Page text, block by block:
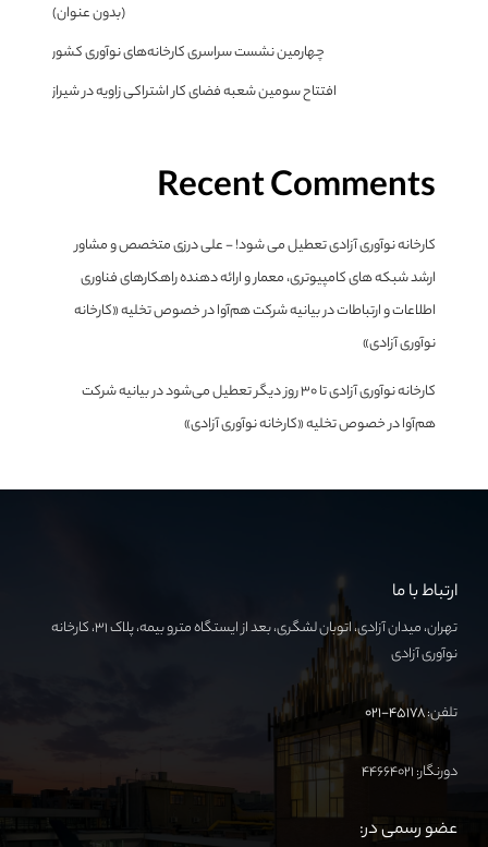
(بدون عنوان)
چهارمین نشست سراسری کارخانه‌های نوآوری کشور
افتتاح سومین شعبه فضای کار اشتراکی زاویه در شیراز
Recent Comments
کارخانه نوآوری آزادی تعطیل می شود! - علی درزی متخصص و مشاور
ارشد شبکه های کامپیوتری، معمار و ارائه دهنده راهکارهای فناوری
اطلاعات و ارتباطاتدربیانیه شرکت هم‌آوا در خصوص تخلیه «کارخانه
نوآوری آزادی»
کارخانه نوآوری آزادی تا ۳۰ روز دیگر تعطیل می‌شود دربیانیه شرکت
هم‌آوا در خصوص تخلیه «کارخانه نوآوری آزادی»
ارتباط با ما
تهران، میدان آزادی، اتوبان لشگری، بعد از ایستگاه مترو بیمه، پلاک ۳۱، کارخانه
نوآوری آزادی
تلفن:۴۵۱۷۸-۰۲۱
دورنگار: ۴۴۶۶۴۰۲۱
عضو رسمی در: